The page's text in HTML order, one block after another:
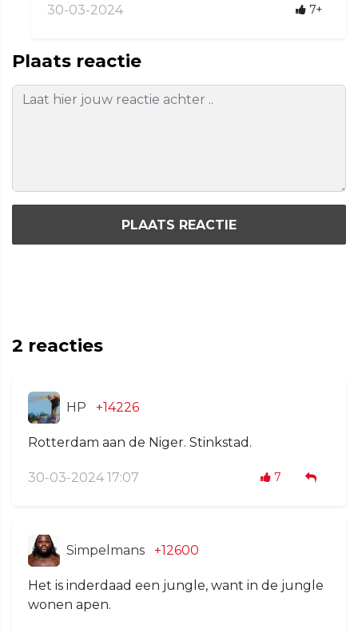
30-03-2024 7+
Plaats reactie
PLAATS REACTIE
2 reacties
HP +14226
Rotterdam aan de Niger. Stinkstad.
30-03-2024 17:07 7
Simpelmans +12600
Het is inderdaad een jungle, want in de jungle
wonen apen.